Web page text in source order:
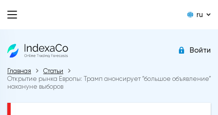
ru
Войти
Главная
Статьи
Открытие рынка Европы: Трамп анонсирует “большое объявление”
накануне выборов